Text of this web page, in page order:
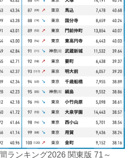
ランキング2026 関東版 71～